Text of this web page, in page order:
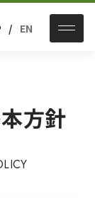
EN
方針